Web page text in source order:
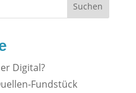
Suchen
Digital?
Fundstück